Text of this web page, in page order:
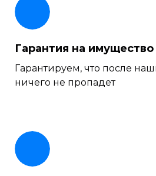
Гарантия на имущество
Гарантируем, что после
ничего не пропадет